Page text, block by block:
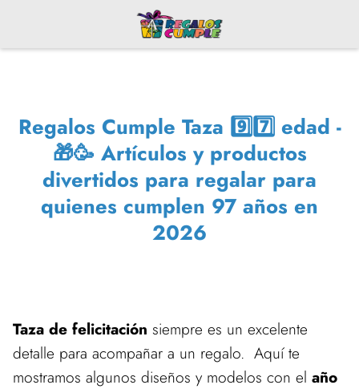
Regalos Cumple Taza 9️⃣7️⃣ edad -
🎁🥳 Artículos y productos
divertidos para regalar para
quienes cumplen 97 años en
2026
Taza de felicitación siempre es un excelente
detalle para acompañar a un regalo. Aquí te
mostramos algunos diseños y modelos con el año